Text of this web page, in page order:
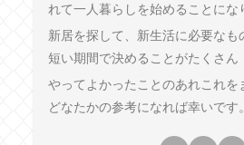
れて一人暮らしを始めることにな
新居を探して、新生活に必要なも
短い期間で決めることがたくさん
やってよかったことのあれこれを
どなたかの参考になれば幸いです。